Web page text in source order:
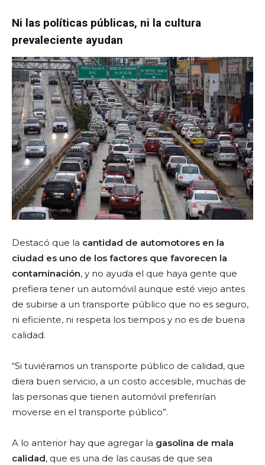
Ni las políticas públicas, ni la cultura
prevaleciente ayudan
Destacó que la cantidad de automotores en la
ciudad es uno de los factores que favorecen la
contaminación, y no ayuda el que haya gente que
prefiera tener un automóvil aunque esté viejo antes
de subirse a un transporte público que no es seguro,
ni eficiente, ni respeta los tiempos y no es de buena
calidad.
“Si tuviéramos un transporte público de calidad, que
diera buen servicio, a un costo accesible, muchas de
las personas que tienen automóvil preferirían
moverse en el transporte público”.
A lo anterior hay que agregar la gasolina de mala
calidad, que es una de las causas de que sea